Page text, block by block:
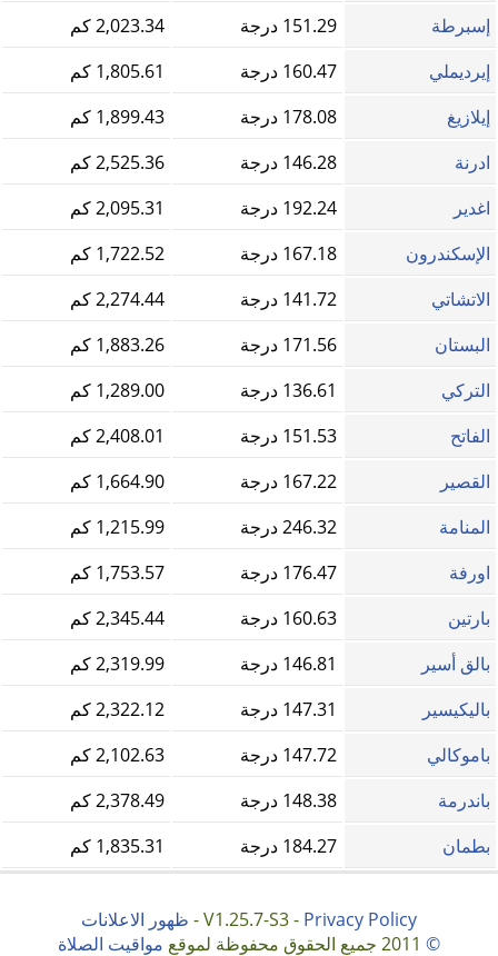
إسبرطة
151.29 درجة
2,023.34 كم
إيرديملي
160.47 درجة
1,805.61 كم
إيلازيغ
178.08 درجة
1,899.43 كم
ادرنة
146.28 درجة
2,525.36 كم
اغدير
192.24 درجة
2,095.31 كم
الإسكندرون
167.18 درجة
1,722.52 كم
الاتشاتي
141.72 درجة
2,274.44 كم
البستان
171.56 درجة
1,883.26 كم
التركي
136.61 درجة
1,289.00 كم
الفاتح
151.53 درجة
2,408.01 كم
القصير
167.22 درجة
1,664.90 كم
المنامة
246.32 درجة
1,215.99 كم
اورفة
176.47 درجة
1,753.57 كم
بارتين
160.63 درجة
2,345.44 كم
بالق أسير
146.81 درجة
2,319.99 كم
باليكيسير
147.31 درجة
2,322.12 كم
باموكالي
147.72 درجة
2,102.63 كم
باندرمة
148.38 درجة
2,378.49 كم
بطمان
184.27 درجة 1,835.31 كم
V1.25.7-S3 - Privacy Policy
- ظهور الاعلانات
©
مواقيت الصلاة